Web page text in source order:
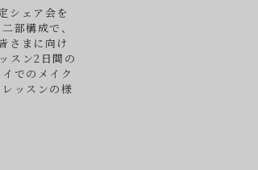
シェア会を
部構成で、
さまに向け
スン2日間の
でのメイク
ッスンの様